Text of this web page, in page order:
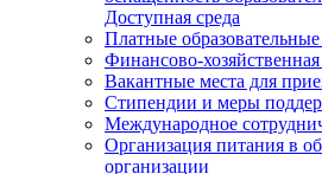
Доступная среда
Платные образовательные
Финансово-хозяйственная
Вакантные места для
Стипендии и меры
Международное
Организация питания в
организации